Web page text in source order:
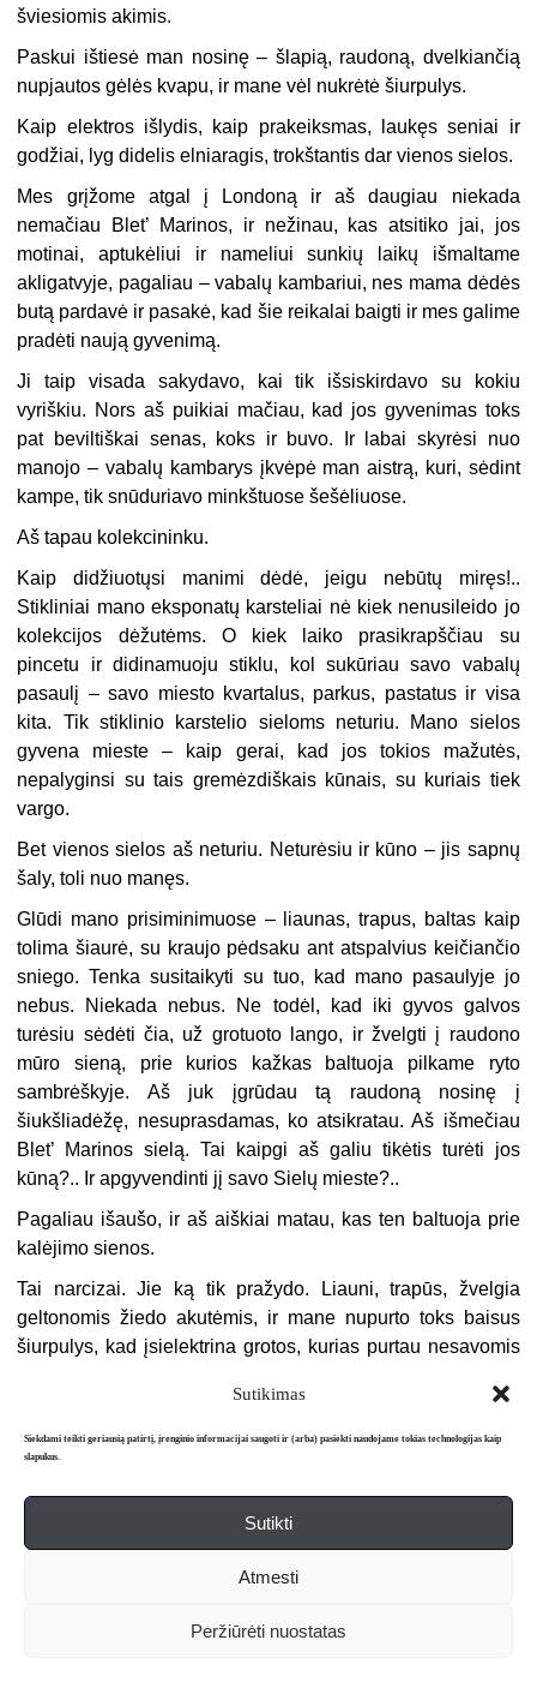
Sutikimas
Siekdami teikti geriausią patirtį, įrenginio informacijai saugoti ir (arba) pasiekti naudojame tokias technologijas kaip
slapukus.
Sutikti
Atmesti
Peržiūrėti nuostatas
šviesiomis akimis.
Paskui ištiesė man nosinę – šlapią, raudoną, dvelkiančią
nupjautos gėlės kvapu, ir mane vėl nukrėtė šiurpulys.
Kaip elektros išlydis, kaip prakeiksmas, laukęs seniai ir
godžiai, lyg didelis elniaragis, trokštantis dar vienos sielos.
Mes grįžome atgal į Londoną ir aš daugiau niekada
nemačiau Blet’ Marinos, ir nežinau, kas atsitiko jai, jos
motinai, aptukėliui ir nameliui sunkių laikų išmaltame
akligatvyje, pagaliau – vabalų kambariui, nes mama dėdės
butą pardavė ir pasakė, kad šie reikalai baigti ir mes galime
pradėti naują gyvenimą.
Ji taip visada sakydavo, kai tik išsiskirdavo su kokiu
vyriškiu. Nors aš puikiai mačiau, kad jos gyvenimas toks
pat beviltiškai senas, koks ir buvo. Ir labai skyrėsi nuo
manojo – vabalų kambarys įkvėpė man aistrą, kuri, sėdint
kampe, tik snūduriavo minkštuose šešėliuose.
Aš tapau kolekcininku.
Kaip didžiuotųsi manimi dėdė, jeigu nebūtų miręs!..
Stikliniai mano eksponatų karsteliai nė kiek nenusileido jo
kolekcijos dėžutėms. O kiek laiko prasikrapščiau su
pincetu ir didinamuoju stiklu, kol sukūriau savo vabalų
pasaulį – savo miesto kvartalus, parkus, pastatus ir visa
kita. Tik stiklinio karstelio sieloms neturiu. Mano sielos
gyvena mieste – kaip gerai, kad jos tokios mažutės,
nepalyginsi su tais gremėzdiškais kūnais, su kuriais tiek
vargo.
Bet vienos sielos aš neturiu. Neturėsiu ir kūno – jis sapnų
šaly, toli nuo manęs.
Glūdi mano prisiminimuose – liaunas, trapus, baltas kaip
tolima šiaurė, su kraujo pėdsaku ant atspalvius keičiančio
sniego. Tenka susitaikyti su tuo, kad mano pasaulyje jo
nebus. Niekada nebus. Ne todėl, kad iki gyvos galvos
turėsiu sėdėti čia, už grotuoto lango, ir žvelgti į raudono
mūro sieną, prie kurios kažkas baltuoja pilkame ryto
sambrėškyje. Aš juk įgrūdau tą raudoną nosinę į
šiukšliadėžę, nesuprasdamas, ko atsikratau. Aš išmečiau
Blet’ Marinos sielą. Tai kaipgi aš galiu tikėtis turėti jos
kūną?.. Ir apgyvendinti jį savo Sielų mieste?..
Pagaliau išaušo, ir aš aiškiai matau, kas ten baltuoja prie
kalėjimo sienos.
Tai narcizai. Jie ką tik pražydo. Liauni, trapūs, žvelgia
geltonomis žiedo akutėmis, ir mane nupurto toks baisus
šiurpulys, kad įsielektrina grotos, kurias purtau nesavomis
atlekia keiksmažodis, spindėdamas vakaro tamsoj